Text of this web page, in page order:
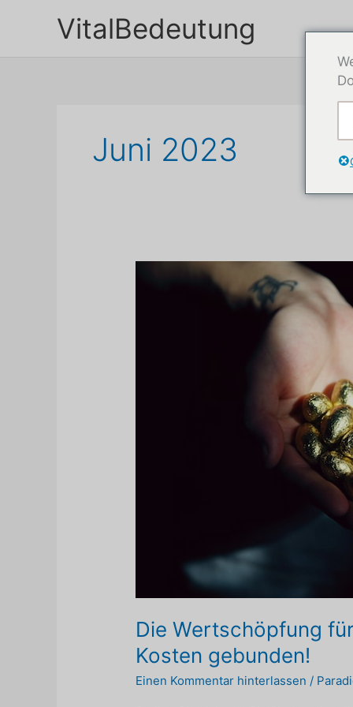
VitalBedeutung
Juni 2023
Die Wertschöpfung
Kosten gebunden!
Einen Kommentar hinterlassen /